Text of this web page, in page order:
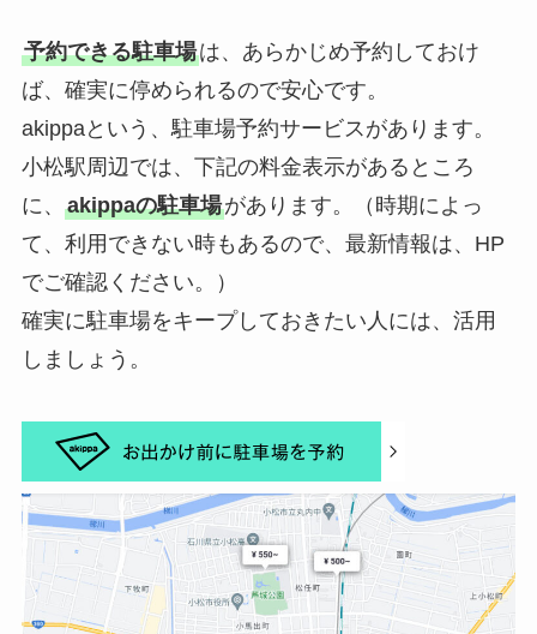
予約できる駐車場は、あらかじめ予約しておけ
ば、確実に停められるので安心です。
akippaという、駐車場予約サービスがあります。
小松駅周辺では、下記の料金表示があるところ
に、 akippaの駐車場があります。（時期によっ
て、利用できない時もあるので、最新情報は、HP
でご確認ください。）
確実に駐車場をキープしておきたい人には、活用
しましょう。